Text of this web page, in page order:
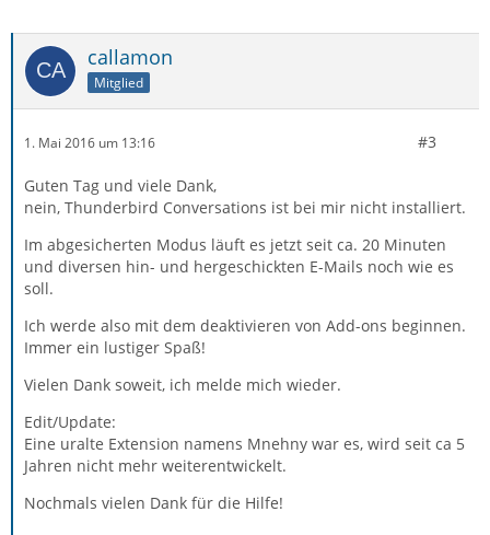
callamon
Mitglied
1. Mai 2016 um 13:16 #3
Guten Tag und viele Dank,
nein, Thunderbird Conversations ist bei mir nicht installiert.
Im abgesicherten Modus läuft es jetzt seit ca. 20 Minuten
und diversen hin- und hergeschickten E-Mails noch wie es
soll.
Ich werde also mit dem deaktivieren von Add-ons beginnen.
Immer ein lustiger Spaß!
Vielen Dank soweit, ich melde mich wieder.
Edit/Update:
Eine uralte Extension namens Mnehny war es, wird seit ca 5
Jahren nicht mehr weiterentwickelt.
Nochmals vielen Dank für die Hilfe!